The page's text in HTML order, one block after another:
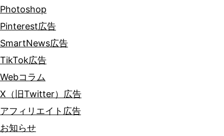
Photoshop
Pinterest広告
SmartNews広告
TikTok広告
Webコラム
X（旧Twitter）広告
アフィリエイト広告
お知らせ